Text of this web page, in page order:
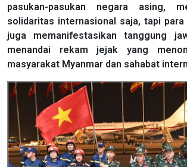
pasukan-pasukan negara asing,
solidaritas internasional saja, tapi
juga memanifestasikan tanggung
menandai rekam jejak yang
masyarakat Myanmar dan sahabat